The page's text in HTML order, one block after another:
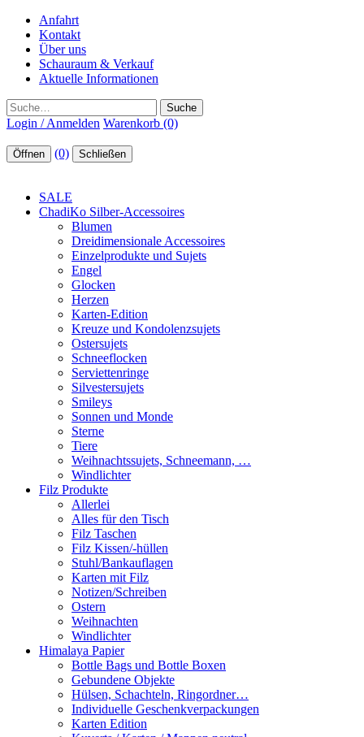
Anfahrt
Kontakt
Über uns
Schauraum & Verkauf
Aktuelle Informationen
Suche
Login / Anmelden Warenkorb (0)
Öffnen (0) Schließen
SALE
ChadiKo Silber-Accessoires
Blumen
Dreidimensionale Accessoires
Einzelprodukte und Sujets
Engel
Glocken
Herzen
Karten-Edition
Kreuze und Kondolenzsujets
Ostersujets
Schneeflocken
Serviettenringe
Silvestersujets
Smileys
Sonnen und Monde
Sterne
Tiere
Weihnachtssujets, Schneemann, …
Windlichter
Filz Produkte
Allerlei
Alles für den Tisch
Filz Taschen
Filz Kissen/-hüllen
Stuhl/Bankauflagen
Karten mit Filz
Notizen/Schreiben
Ostern
Weihnachten
Windlichter
Himalaya Papier
Bottle Bags und Bottle Boxen
Gebundene Objekte
Hülsen, Schachteln, Ringordner…
Individuelle Geschenkverpackungen
Karten Edition